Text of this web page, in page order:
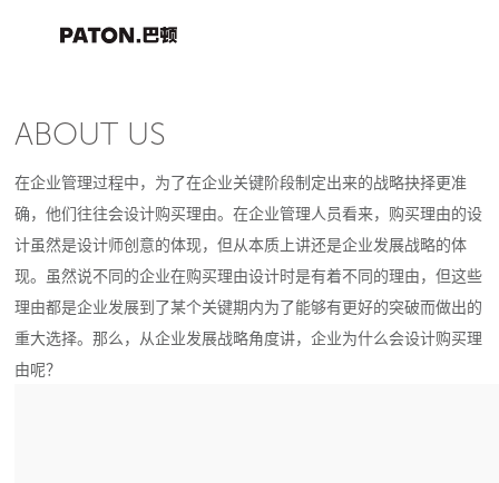
ABOUT US
在企业管理过程中，为了在企业关键阶段制定出来的战略抉择更准
确，他们往往会设计购买理由。在企业管理人员看来，购买理由的设
计虽然是设计师创意的体现，但从本质上讲还是企业发展战略的体
现。虽然说不同的企业在购买理由设计时是有着不同的理由，但这些
理由都是企业发展到了某个关键期内为了能够有更好的突破而做出的
重大选择。那么，从企业发展战略角度讲，企业为什么会设计购买理
由呢？